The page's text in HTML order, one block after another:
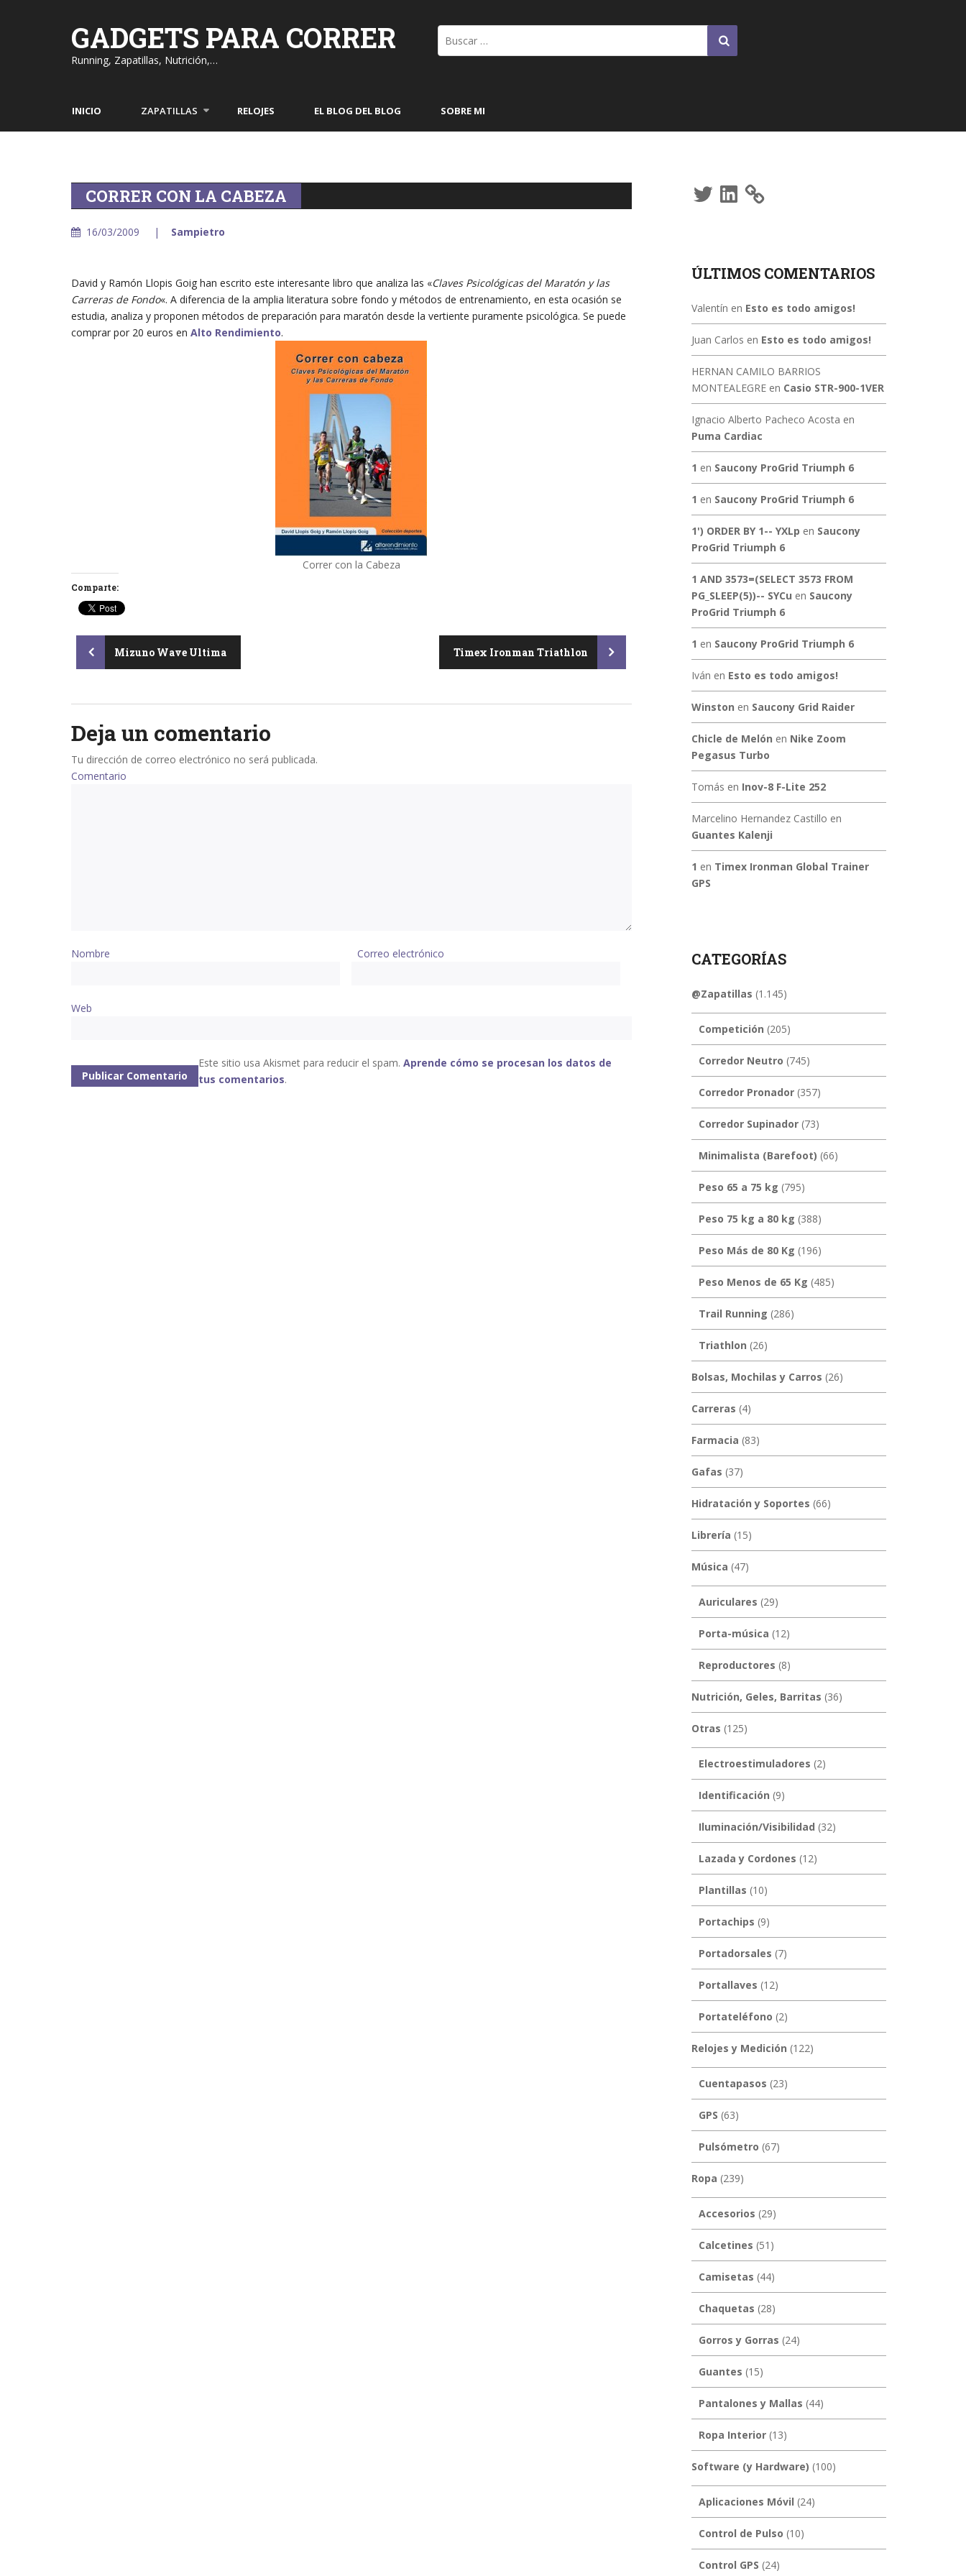
GADGETS PARA CORRER
Running, Zapatillas, Nutrición,…
INICIO ZAPATILLAS RELOJES EL BLOG DEL BLOG SOBRE MI
CORRER CON LA CABEZA
16/03/2009 Sampietro
David y Ramón Llopis Goig han escrito este interesante libro que analiza las «Claves Psicológicas del Maratón y las
Carreras de Fondo«. A diferencia de la amplia literatura sobre fondo y métodos de entrenamiento, en esta ocasión se
estudia, analiza y proponen métodos de preparación para maratón desde la vertiente puramente psicológica. Se puede
comprar por 20 euros en Alto Rendimiento.
Correr con la Cabeza
Comparte:
Post
navigation
Mizuno Wave Ultima Timex Ironman Triathlon
Deja un comentario
Tu dirección de correo electrónico no será publicada.
Comentario
Nombre Correo electrónico
Web
Este sitio usa Akismet para reducir el spam. Aprende cómo se procesan los datos de
tus comentarios.
TwitterLinkedIn
ÚLTIMOS COMENTARIOS
Valentín en Esto es todo amigos!
Juan Carlos en Esto es todo amigos!
HERNAN CAMILO BARRIOS
MONTEALEGREen Casio STR-900-1VER
Ignacio Alberto Pacheco Acosta en
Puma Cardiac
1 en Saucony ProGrid Triumph 6
1 en Saucony ProGrid Triumph 6
1') ORDER BY 1-- YXLp en Saucony
ProGrid Triumph 6
1 AND 3573=(SELECT 3573 FROM
PG_SLEEP(5))-- SYCu en Saucony
ProGrid Triumph 6
1 en Saucony ProGrid Triumph 6
Iván en Esto es todo amigos!
Winston en Saucony Grid Raider
Chicle de Melón en Nike Zoom
Pegasus Turbo
Tomás en Inov-8 F-Lite 252
Marcelino Hernandez Castillo en
Guantes Kalenji
1 en Timex Ironman Global Trainer
GPS
CATEGORÍAS
@Zapatillas (1.145)
Competición (205)
Corredor Neutro (745)
Corredor Pronador(357)
Corredor Supinador(73)
Minimalista (Barefoot) (66)
Peso 65 a 75 kg (795)
Peso 75 kg a 80 kg (388)
Peso Más de 80 Kg (196)
Peso Menos de 65 Kg (485)
Trail Running (286)
Triathlon (26)
Bolsas, Mochilas y Carros (26)
Carreras (4)
Farmacia (83)
Gafas (37)
Hidratación y Soportes (66)
Librería (15)
Música (47)
Auriculares (29)
Porta-música (12)
Reproductores (8)
Nutrición, Geles, Barritas (36)
Otras (125)
Electroestimuladores (2)
Identificación (9)
Iluminación/Visibilidad (32)
Lazada y Cordones (12)
Plantillas (10)
Portachips (9)
Portadorsales (7)
Portallaves (12)
Portateléfono (2)
Relojes y Medición (122)
Cuentapasos (23)
GPS (63)
Pulsómetro (67)
Ropa (239)
Accesorios (29)
Calcetines (51)
Camisetas (44)
Chaquetas (28)
Gorros y Gorras (24)
Guantes (15)
Pantalones y Mallas (44)
Ropa Interior(13)
Software (y Hardware) (100)
Aplicaciones Móvil (24)
Control de Pulso (10)
Control GPS (24)